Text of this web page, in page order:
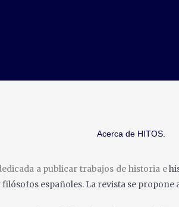
Acerca de HITOS.
a publicar trabajos de historia e
españoles. La revista se propone